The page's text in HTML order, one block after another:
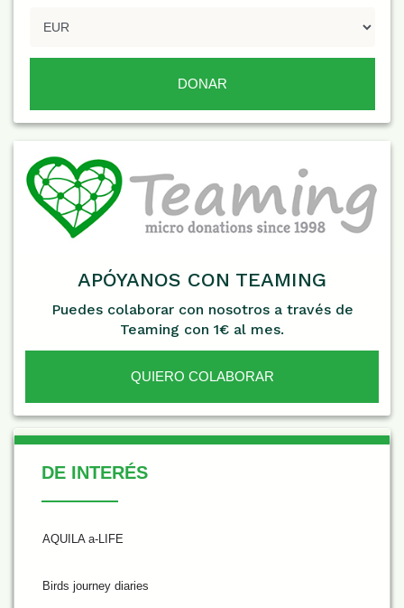
APÓYANOS CON TEAMING
Puedes colaborar con nosotros a través de
Teaming con 1€ al mes.
QUIERO COLABORAR
De Interés
DE INTERÉS
AQUILA a-LIFE
Birds journey diaries